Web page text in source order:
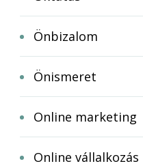
Önbizalom
Önismeret
Online marketing
Online vállalkozás